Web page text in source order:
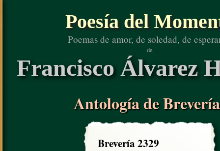
Poesía del
Poemas de amor, de soledad, de
de
Francisco Álvarez
Antología de
Brevería 2329